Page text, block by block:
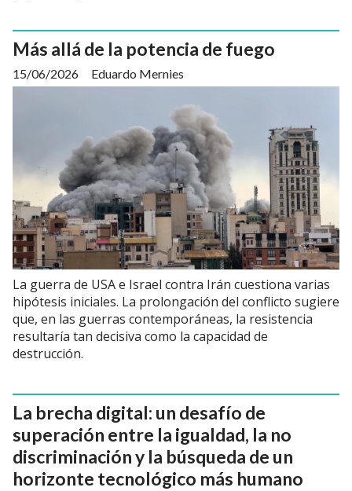
Más allá de la potencia de fuego
Eduardo Mernies
15/06/2026
La guerra de USA e Israel contra Irán cuestiona varias
hipótesis iniciales. La prolongación del conflicto sugiere
que, en las guerras contemporáneas, la resistencia
resultaría tan decisiva como la capacidad de
destrucción.
La brecha digital: un desafío de
superación entre la igualdad, la no
discriminación y la búsqueda de un
horizonte tecnológico más humano